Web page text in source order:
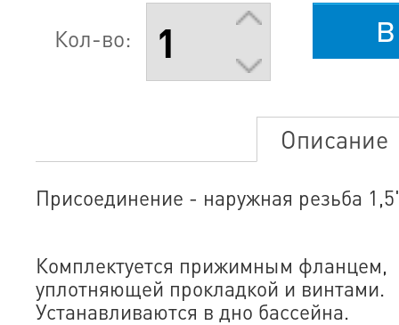
Кол-во:
Описание
Присоединение - наружная резьба
Комплектуется прижимным фланцем,
уплотняющей прокладкой и винтами.
Устанавливаются в дно бассейна.